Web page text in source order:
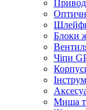
Блоки
Чіпи
Миша